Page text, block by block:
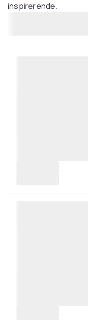
inspirerende.